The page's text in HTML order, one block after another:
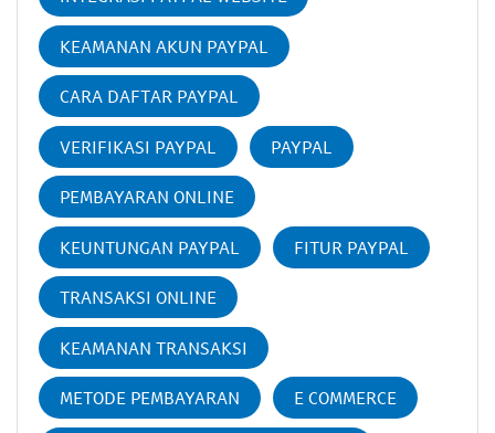
KEAMANAN AKUN PAYPAL
CARA DAFTAR PAYPAL
VERIFIKASI PAYPAL PAYPAL
PEMBAYARAN ONLINE
KEUNTUNGAN PAYPAL FITUR PAYPAL
TRANSAKSI ONLINE
KEAMANAN TRANSAKSI
METODE PEMBAYARAN E COMMERCE